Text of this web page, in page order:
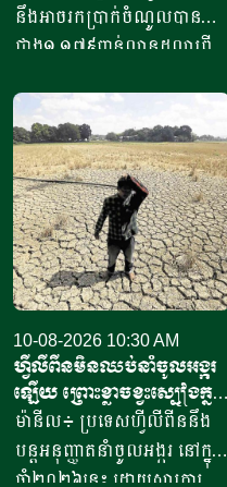
នឹងអាចរកប្រាក់ចំណូលបាន
ជាង១,១៧៩ពាន់លានដុល្លារពី
ដោយគិតចាប់ពីថ្ងៃទី១ ខែមេសា
ឆ្នាំ២០២៦ ដល់ថ្ងៃទី៣១ ខែមីនា
ឆ្នាំ២០២៧។ នៅក្នុងឆ្នាំហិរញ្ញ
វត្ថុ២០២៦-២០២៧ ប្រទេសភូមា
បានកំណត់គោលដៅនាំចេញ
អង្ករឱ្យបាន១,៨លានតោន និង
ចុងអង្ករចំនួន១,២លានតោន
តាមផ្លូវសមុទ្រ និងច្រក
ពាណិជ្ជកម្មតាមព្រំដែន ដែល
សរុបបរិមាណអង្ករទាំងអស់មាន
ចំនួន៣លានតោន។ យោងតាម
សហព័ន្ធស្រូវអង្ករភូមា បានឱ្យ
ដឹងថា នៅក្នុងត្រីមាសទីមួយ
10-08-2026 10:30 AM
ហ្វីលីពីនមិនឈប់នាំចូលអង្ករ
ឡើយ ព្រោះខ្លាចខ្វះស្បៀងក្នុង
ស្រុក បង្កឡើងដោយ
បាតុភូតអែលនីញ៉ូ
ម៉ានីល៖ ប្រទេសហ្វីលីពីននឹង
បន្តអនុញ្ញាតនាំចូលអង្ករ នៅក្នុង
ឆ្នាំ២០២៦នេះ ដោយសារការ